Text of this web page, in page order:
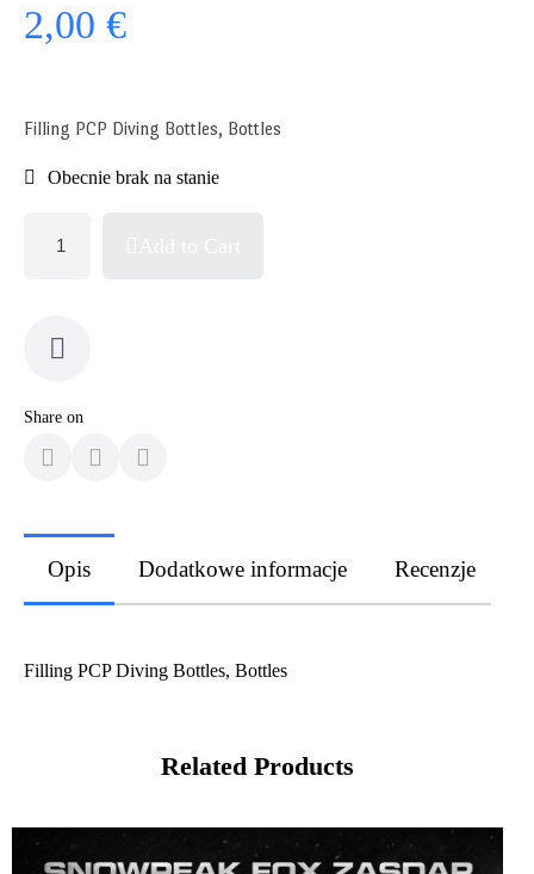
2,00 €
Filling PCP Diving Bottles, Bottles
Obecnie brak na stanie
Share on
Opis Dodatkowe informacje Recenzje
Filling PCP Diving Bottles, Bottles
Related Products